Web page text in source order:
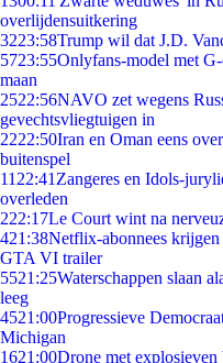
overlijdensuitkering
3223:58Trump wil dat J.D.
5723:55Onlyfans-model met
maan
2522:56NAVO zet wegens
gevechtsvliegtuigen in
2222:50Iran en Oman eens
buitenspel
11 22:41 Zangeres en Idols-
overleden
222:17Le Court wint na
421:38Netflix-abonnees krijgen
GTA VI trailer
5521:25Waterschappen slaan
leeg
4521:00Progressieve
Michigan
1621:00Drone met